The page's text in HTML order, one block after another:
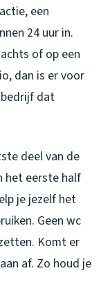
een
24 uur in.
of op een
dan is er voor
dat
deel van de
het eerste half
je jezelf het
Geen wc
Komt er
af. Zo houd je